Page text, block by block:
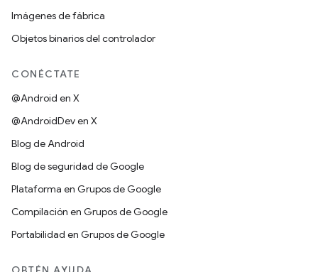
Imágenes de fábrica
Objetos binarios del controlador
CONÉCTATE
@Android en X
@AndroidDev en X
Blog de Android
Blog de seguridad de Google
Plataforma en Grupos de Google
Compilación en Grupos de Google
Portabilidad en Grupos de Google